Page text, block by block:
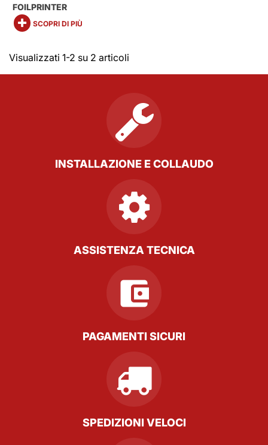
FOILPRINTER
SCOPRI DI PIÙ
Visualizzati 1-2 su 2 articoli
INSTALLAZIONE E COLLAUDO
ASSISTENZA TECNICA
PAGAMENTI SICURI
SPEDIZIONI VELOCI